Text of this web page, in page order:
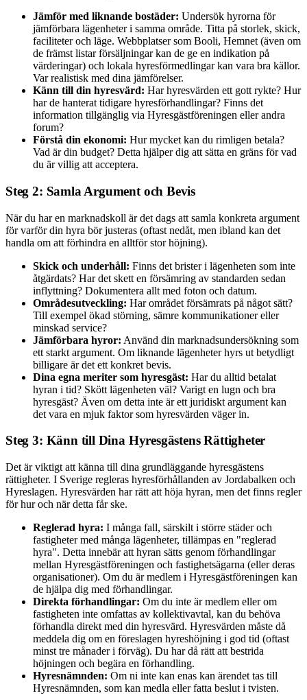
Jämför med liknande bostäder: Undersök hyrorna för
jämförbara lägenheter i samma område. Titta på storlek, skick,
faciliteter och läge. Webbplatser som Booli, Hemnet (även om
de främst listar försäljningar kan de ge en indikation på
värderingar) och lokala hyresförmedlingar kan vara bra källor.
Var realistisk med dina jämförelser.
Känn till din hyresvärd: Har hyresvärden ett gott rykte? Hur
har de hanterat tidigare hyresförhandlingar? Finns det
information tillgänglig via Hyresgästföreningen eller andra
forum?
Förstå din ekonomi: Hur mycket kan du rimligen betala?
Vad är din budget? Detta hjälper dig att sätta en gräns för vad
du är villig att acceptera.
Steg 2: Samla Argument och Bevis
När du har en marknadskoll är det dags att samla konkreta argument
för varför din hyra bör justeras (oftast nedåt, men ibland kan det
handla om att förhindra en alltför stor höjning).
Skick och underhåll: Finns det brister i lägenheten som inte
åtgärdats? Har det skett en försämring av standarden sedan
inflyttning? Dokumentera allt med foton och datum.
Områdesutveckling: Har området försämrats på något sätt?
Till exempel ökad störning, sämre kommunikationer eller
minskad service?
Jämförbara hyror: Använd din marknadsundersökning som
ett starkt argument. Om liknande lägenheter hyrs ut betydligt
billigare är det ett konkret bevis.
Dina egna meriter som hyresgäst: Har du alltid betalat
hyran i tid? Skött lägenheten väl? Varigt en lugn och bra
hyresgäst? Även om detta inte är ett juridiskt argument kan
det vara en mjuk faktor som hyresvärden väger in.
Steg 3: Känn till Dina Hyresgästens Rättigheter
Det är viktigt att känna till dina grundläggande hyresgästens
rättigheter. I Sverige regleras hyresförhållanden av Jordabalken och
Hyreslagen. Hyresvärden har rätt att höja hyran, men det finns regler
för hur och när detta får ske.
Reglerad hyra: I många fall, särskilt i större städer och
fastigheter med många lägenheter, tillämpas en "reglerad
hyra". Detta innebär att hyran sätts genom förhandlingar
mellan Hyresgästföreningen och fastighetsägarna (eller deras
organisationer). Om du är medlem i Hyresgästföreningen kan
de hjälpa dig med förhandlingar.
Direkta förhandlingar: Om du inte är medlem eller om
fastigheten inte omfattas av kollektivavtal, kan du behöva
förhandla direkt med din hyresvärd. Hyresvärden måste då
meddela dig om en föreslagen hyreshöjning i god tid (oftast
minst tre månader i förväg). Du har då rätt att bestrida
höjningen och begära en förhandling.
Hyresnämnden: Om ni inte kan enas kan ärendet tas till
Hyresnämnden, som kan medla eller fatta beslut i tvisten.